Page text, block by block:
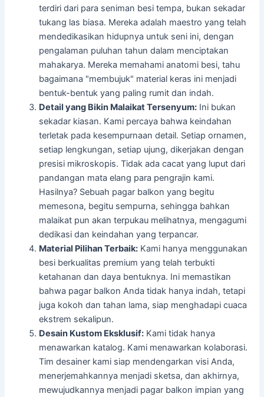
terdiri dari para seniman besi tempa, bukan sekadar
tukang las biasa. Mereka adalah maestro yang telah
mendedikasikan hidupnya untuk seni ini, dengan
pengalaman puluhan tahun dalam menciptakan
mahakarya. Mereka memahami anatomi besi, tahu
bagaimana "membujuk" material keras ini menjadi
bentuk-bentuk yang paling rumit dan indah.
Detail yang Bikin Malaikat Tersenyum: Ini bukan
sekadar kiasan. Kami percaya bahwa keindahan
terletak pada kesempurnaan detail. Setiap ornamen,
setiap lengkungan, setiap ujung, dikerjakan dengan
presisi mikroskopis. Tidak ada cacat yang luput dari
pandangan mata elang para pengrajin kami.
Hasilnya? Sebuah pagar balkon yang begitu
memesona, begitu sempurna, sehingga bahkan
malaikat pun akan terpukau melihatnya, mengagumi
dedikasi dan keindahan yang terpancar.
Material Pilihan Terbaik: Kami hanya menggunakan
besi berkualitas premium yang telah terbukti
ketahanan dan daya bentuknya. Ini memastikan
bahwa pagar balkon Anda tidak hanya indah, tetapi
juga kokoh dan tahan lama, siap menghadapi cuaca
ekstrem sekalipun.
Desain Kustom Eksklusif: Kami tidak hanya
menawarkan katalog. Kami menawarkan kolaborasi.
Tim desainer kami siap mendengarkan visi Anda,
menerjemahkannya menjadi sketsa, dan akhirnya,
mewujudkannya menjadi pagar balkon impian yang